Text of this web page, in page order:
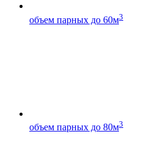
объем парных до 60м3
объем парных до 80м3